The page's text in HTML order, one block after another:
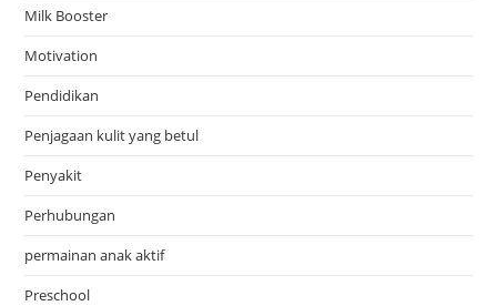
Milk Booster
Motivation
Pendidikan
Penjagaan kulit yang betul
Penyakit
Perhubungan
permainan anak aktif
Preschool